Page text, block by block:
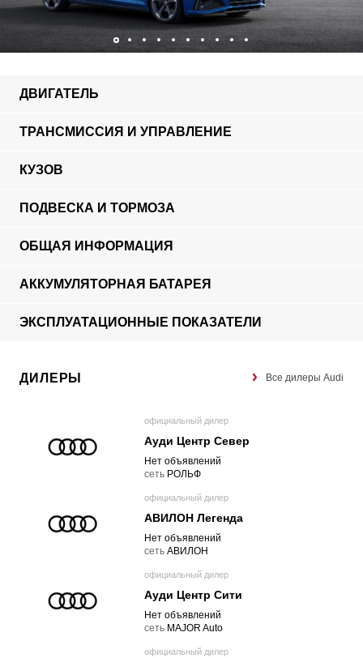
ДВИГАТЕЛЬ
ТРАНСМИССИЯ И УПРАВЛЕНИЕ
КУЗОВ
ПОДВЕСКА И ТОРМОЗА
ОБЩАЯ ИНФОРМАЦИЯ
АККУМУЛЯТОРНАЯ БАТАРЕЯ
ЭКСПЛУАТАЦИОННЫЕ ПОКАЗАТЕЛИ
ДИЛЕРЫ Все дилеры Audi
официальный дилер
Ауди Центр Север
Нет объявлений
cеть РОЛЬФ
официальный дилер
АВИЛОН Легенда
Нет объявлений
cеть АВИЛОН
официальный дилер
Ауди Центр Сити
Нет объявлений
cеть MAJOR Auto
официальный дилер